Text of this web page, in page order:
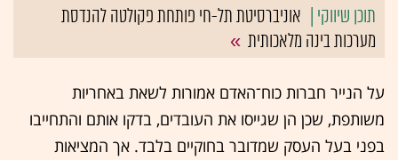
אוניברסיטת תל-חי פותחת פקולטה להנדסת
מערכות בינה מלאכותית
על הנייר חברות כוח־האדם אמורות לשאת באחריות
משותפת, שכן הן שגייסו את העובדים, בדקו אותם והתחייבו
בפני בעל העסק שמדובר בחוקיים בלבד. אך המציאות